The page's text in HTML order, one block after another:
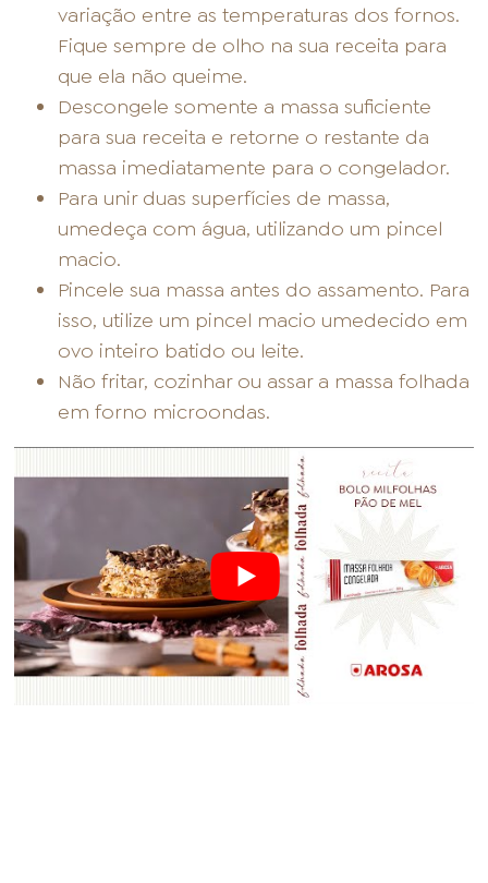
variação entre as temperaturas dos fornos.
Fique sempre de olho na sua receita para
que ela não queime.
Descongele somente a massa suficiente
para sua receita e retorne o restante da
massa imediatamente para o congelador.
Para unir duas superfícies de massa,
umedeça com água, utilizando um pincel
macio.
Pincele sua massa antes do assamento. Para
isso, utilize um pincel macio umedecido em
ovo inteiro batido ou leite.
Não fritar, cozinhar ou assar a massa folhada
em forno microondas.